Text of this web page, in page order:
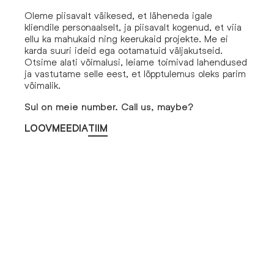
Oleme piisavalt väikesed, et läheneda igale
kliendile personaalselt, ja piisavalt kogenud, et viia
ellu ka mahukaid ning keerukaid projekte. Me ei
karda suuri ideid ega ootamatuid väljakutseid.
Otsime alati võimalusi, leiame toimivad lahendused
ja vastutame selle eest, et lõpptulemus oleks parim
võimalik.
Sul on meie number. Call us, maybe?
LOOVMEEDIATIIM